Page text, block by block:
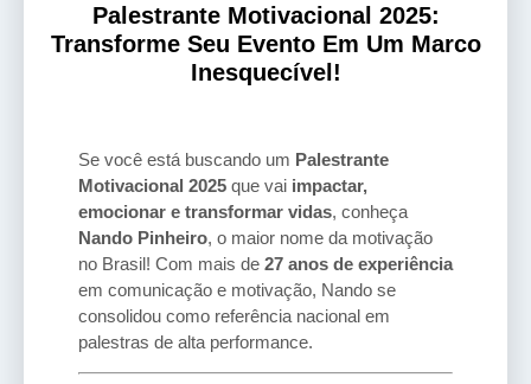
Palestrante Motivacional 2025:
Transforme Seu Evento Em Um Marco
Inesquecível!
Se você está buscando um Palestrante
Motivacional 2025 que vai impactar,
emocionar e transformar vidas, conheça
Nando Pinheiro, o maior nome da motivação
no Brasil! Com mais de 27 anos de experiência
em comunicação e motivação, Nando se
consolidou como referência nacional em
palestras de alta performance.